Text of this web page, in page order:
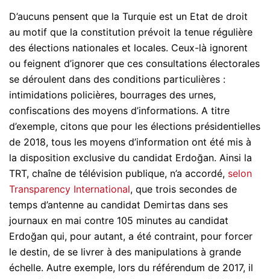
D’aucuns pensent que la Turquie est un Etat de droit
au motif que la constitution prévoit la tenue régulière
des élections nationales et locales. Ceux-là ignorent
ou feignent d’ignorer que ces consultations électorales
se déroulent dans des conditions particulières :
intimidations policières, bourrages des urnes,
confiscations des moyens d’informations. A titre
d’exemple, citons que pour les élections présidentielles
de 2018, tous les moyens d’information ont été mis à
la disposition exclusive du candidat Erdoğan. Ainsi la
TRT, chaîne de télévision publique, n’a accordé, selon
Transparency International, que trois secondes de
temps d’antenne au candidat Demirtas dans ses
journaux en mai contre 105 minutes au candidat
Erdoğan qui, pour autant, a été contraint, pour forcer
le destin, de se livrer à des manipulations à grande
échelle. Autre exemple, lors du référendum de 2017, il